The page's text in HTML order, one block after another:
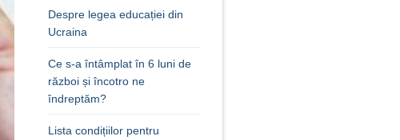
Despre legea educației din
Ucraina
Ce s-a întâmplat în 6 luni de
război și încotro ne
îndreptăm?
Lista condițiilor pentru